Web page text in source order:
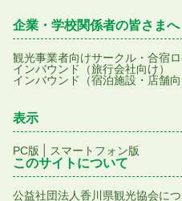
企業・学校関係者の皆さまへ
観光事業者向けサークル・合宿
インバウンド（旅行会社向け）
インバウンド（宿泊施設・店舗向
表示
PC版 スマートフォン版
このサイトについて
公益社団法人香川県観光協会に